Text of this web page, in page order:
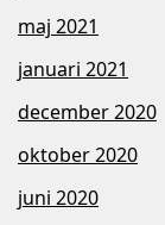
maj 2021
januari 2021
december 2020
oktober 2020
juni 2020